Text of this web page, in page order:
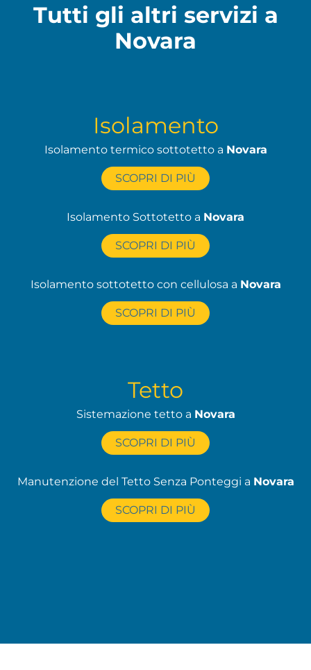
Tutti gli altri servizi a
Novara
Isolamento
Isolamento termico sottotetto a Novara
SCOPRI DI PIÙ
Isolamento Sottotetto a Novara
SCOPRI DI PIÙ
Isolamento sottotetto con cellulosa a Novara
SCOPRI DI PIÙ
Tetto
Sistemazione tetto a Novara
SCOPRI DI PIÙ
Manutenzione del Tetto Senza Ponteggi a Novara
SCOPRI DI PIÙ